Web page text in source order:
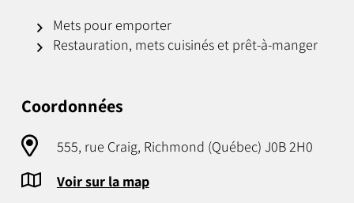
Mets pour emporter
Restauration, mets cuisinés et prêt-à-manger
Coordonnées
555, rue Craig, Richmond (Québec) J0B 2H0
Voir sur la map